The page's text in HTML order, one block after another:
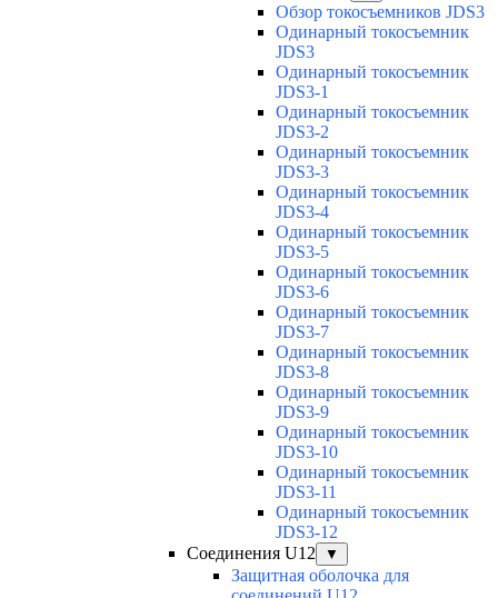
Обзор токосъемников JDS3
Одинарный токосъемник
JDS3
Одинарный токосъемник
JDS3-1
Одинарный токосъемник
JDS3-2
Одинарный токосъемник
JDS3-3
Одинарный токосъемник
JDS3-4
Одинарный токосъемник
JDS3-5
Одинарный токосъемник
JDS3-6
Одинарный токосъемник
JDS3-7
Одинарный токосъемник
JDS3-8
Одинарный токосъемник
JDS3-9
Одинарный токосъемник
JDS3-10
Одинарный токосъемник
JDS3-11
Одинарный токосъемник
JDS3-12
Соединения U12
▼
Защитная оболочка для